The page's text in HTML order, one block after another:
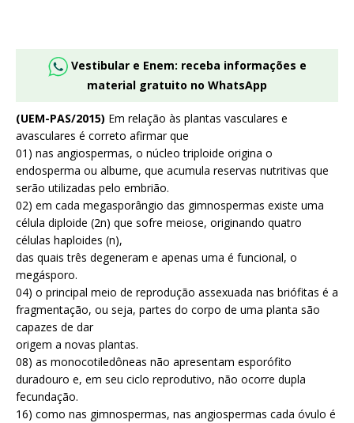
Vestibular e Enem: receba informações e
material gratuito no WhatsApp
(UEM-PAS/2015) Em relação às plantas vasculares e
avasculares é correto afirmar que
01) nas angiospermas, o núcleo triploide origina o
endosperma ou albume, que acumula reservas nutritivas que
serão utilizadas pelo embrião.
02) em cada megasporângio das gimnospermas existe uma
célula diploide (2n) que sofre meiose, originando quatro
células haploides (n),
das quais três degeneram e apenas uma é funcional, o
megásporo.
04) o principal meio de reprodução assexuada nas briófitas é a
fragmentação, ou seja, partes do corpo de uma planta são
capazes de dar
origem a novas plantas.
08) as monocotiledôneas não apresentam esporófito
duradouro e, em seu ciclo reprodutivo, não ocorre dupla
fecundação.
16) como nas gimnospermas, nas angiospermas cada óvulo é